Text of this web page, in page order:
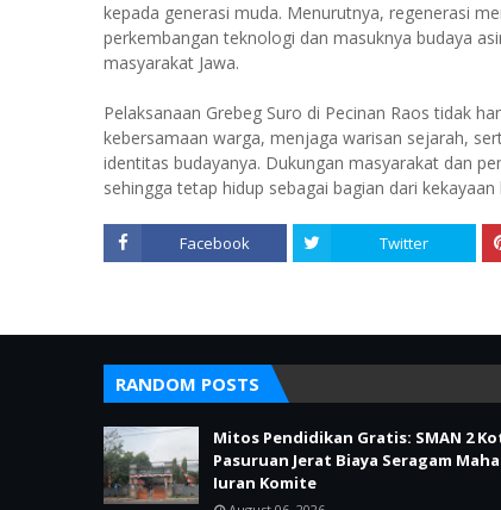
kepada generasi muda. Menurutnya, regenerasi
perkembangan teknologi dan masuknya budaya
masyarakat Jawa.
Pelaksanaan Grebeg Suro di Pecinan Raos tidak
kebersamaan warga, menjaga warisan sejarah,
identitas budayanya. Dukungan masyarakat dan
sehingga tetap hidup sebagai bagian dari
Facebook Twitter
RANDOM POSTS
Mitos Pendidikan Gratis: SMAN 2
Pasuruan Jerat Biaya Seragam
Iuran Komite